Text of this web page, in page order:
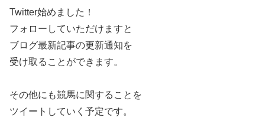
Twitter始めました！
フォローしていただけますと
ブログ最新記事の更新通知を
受け取ることができます。
その他にも競馬に関することを
ツイートしていく予定です。